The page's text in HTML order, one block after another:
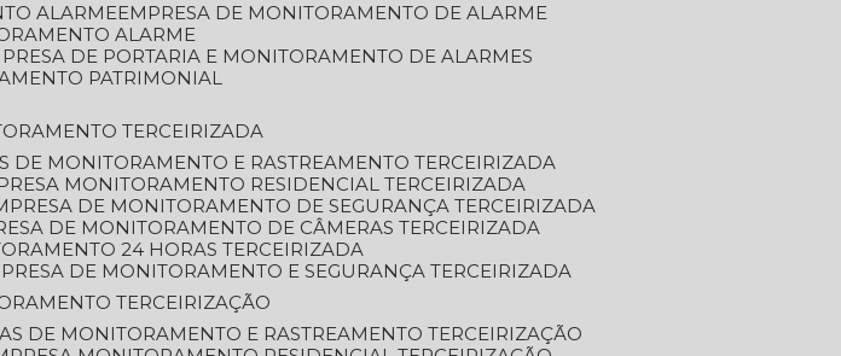
ALARME
EMPRESA DE MONITORAMENTO DE ALARME
ALARME
DE PORTARIA E MONITORAMENTO DE ALARMES
PATRIMONIAL
TERCEIRIZADA
DE MONITORAMENTO E RASTREAMENTO TERCEIRIZADA
MONITORAMENTO RESIDENCIAL TERCEIRIZADA
DE MONITORAMENTO DE SEGURANÇA TERCEIRIZADA
DE MONITORAMENTO DE CÂMERAS TERCEIRIZADA
24 HORAS TERCEIRIZADA
DE MONITORAMENTO E SEGURANÇA TERCEIRIZADA
TERCEIRIZAÇÃO
DE MONITORAMENTO E RASTREAMENTO TERCEIRIZAÇÃO